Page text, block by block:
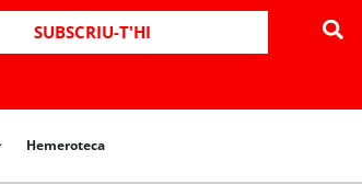
SUBSCRIU-T'HI
Hemeroteca
Hemeroteca